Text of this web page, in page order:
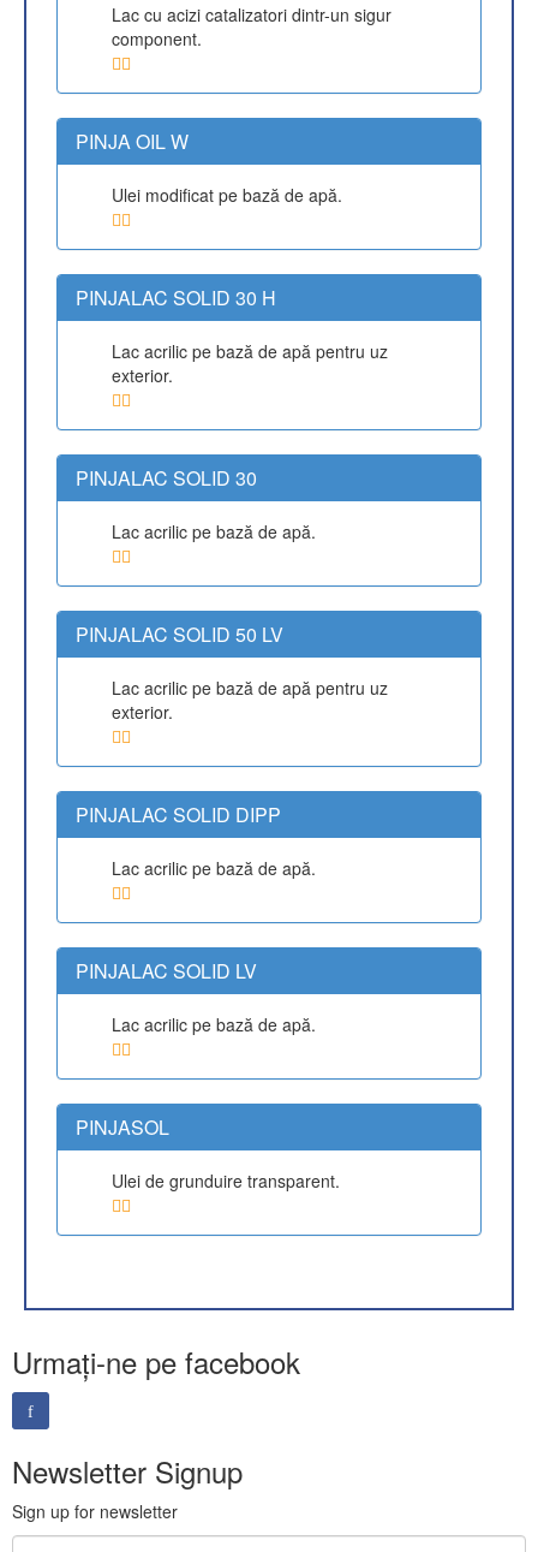
Lac cu acizi catalizatori dintr-un sigur
component.
PINJA OIL W
Ulei modificat pe bază de apă.
PINJALAC SOLID 30 H
Lac acrilic pe bază de apă pentru uz
exterior.
PINJALAC SOLID 30
Lac acrilic pe bază de apă.
PINJALAC SOLID 50 LV
Lac acrilic pe bază de apă pentru uz
exterior.
PINJALAC SOLID DIPP
Lac acrilic pe bază de apă.
PINJALAC SOLID LV
Lac acrilic pe bază de apă.
PINJASOL
Ulei de grunduire transparent.
Urmați-ne pe facebook
Newsletter Signup
Sign up for newsletter
Email